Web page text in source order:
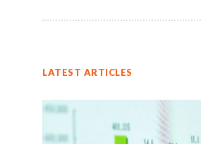
LATEST ARTICLES